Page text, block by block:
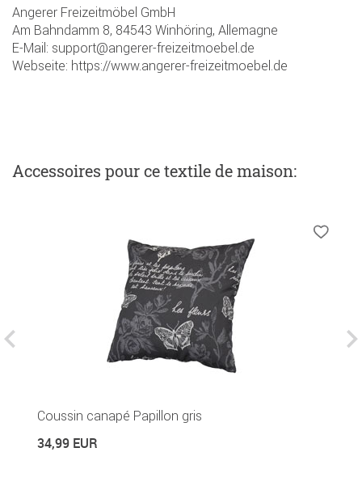
Angerer Freizeitmöbel GmbH
Am Bahndamm 8, 84543 Winhöring, Allemagne
E-Mail: support@angerer-freizeitmoebel.de
Webseite: https://www.angerer-freizeitmoebel.de
Accessoires pour ce textile de maison:
Coussin canapé Papillon gris
34,99 EUR